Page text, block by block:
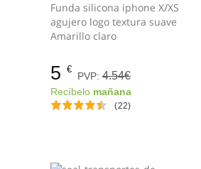
Funda silicona iphone X/XS
agujero logo textura suave
Amarillo claro
5 €
PVP:4.54€
Recíbelo mañana
(22)